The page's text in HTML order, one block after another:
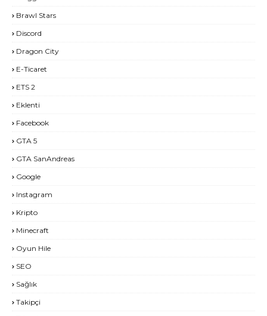
Brawl Stars
Discord
Dragon City
E-Ticaret
ETS 2
Eklenti
Facebook
GTA 5
GTA SanAndreas
Google
Instagram
Kripto
Minecraft
Oyun Hile
SEO
Sağlık
Takipçi